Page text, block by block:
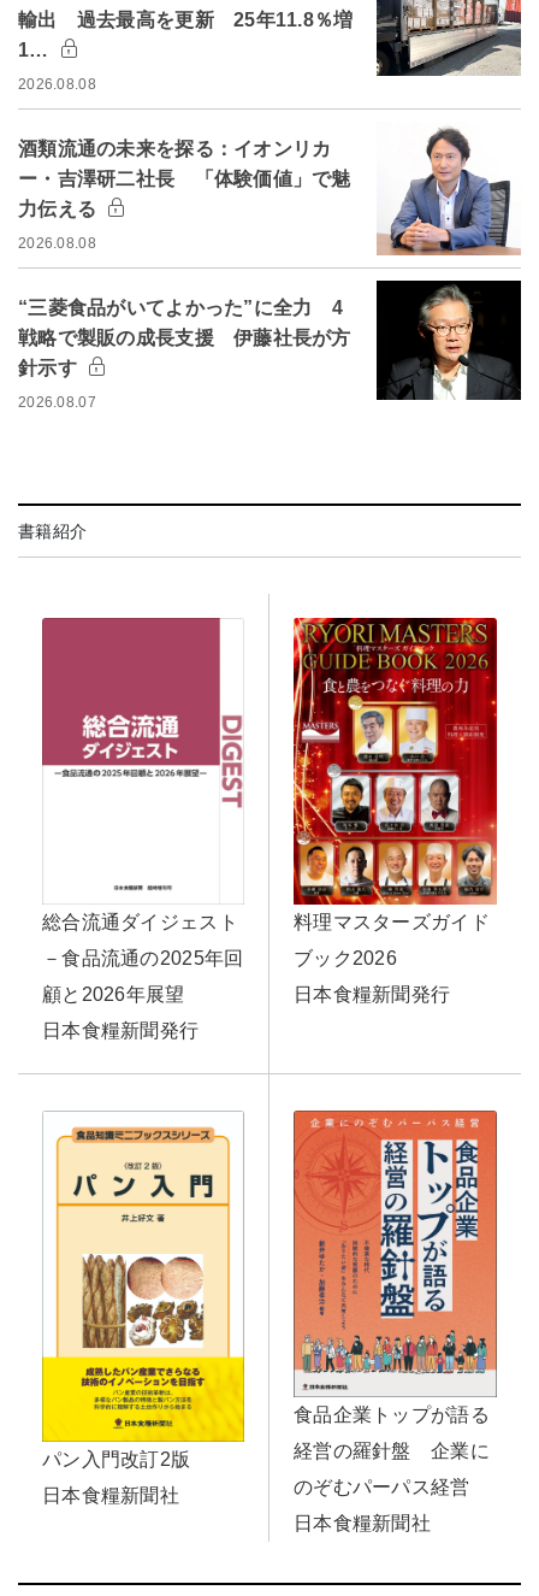
輸出 過去最高を更新 25年11.8％増
1…
2026.08.08
酒類流通の未来を探る：イオンリカ
ー・吉澤研二社長 「体験価値」で魅
力伝える
2026.08.08
“三菱食品がいてよかった”に全力 4
戦略で製販の成長支援 伊藤社長が方
針示す
2026.08.07
書籍紹介
総合流通ダイジェスト
－食品流通の2025年回
顧と2026年展望
日本食糧新聞発行
料理マスターズガイド
ブック2026
日本食糧新聞発行
パン入門改訂2版
日本食糧新聞社
食品企業トップが語る
経営の羅針盤 企業に
のぞむパーパス経営
日本食糧新聞社